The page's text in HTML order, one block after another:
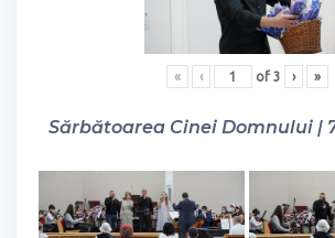
« ‹ of 3 › »
Sărbătoarea Cinei Domnului |